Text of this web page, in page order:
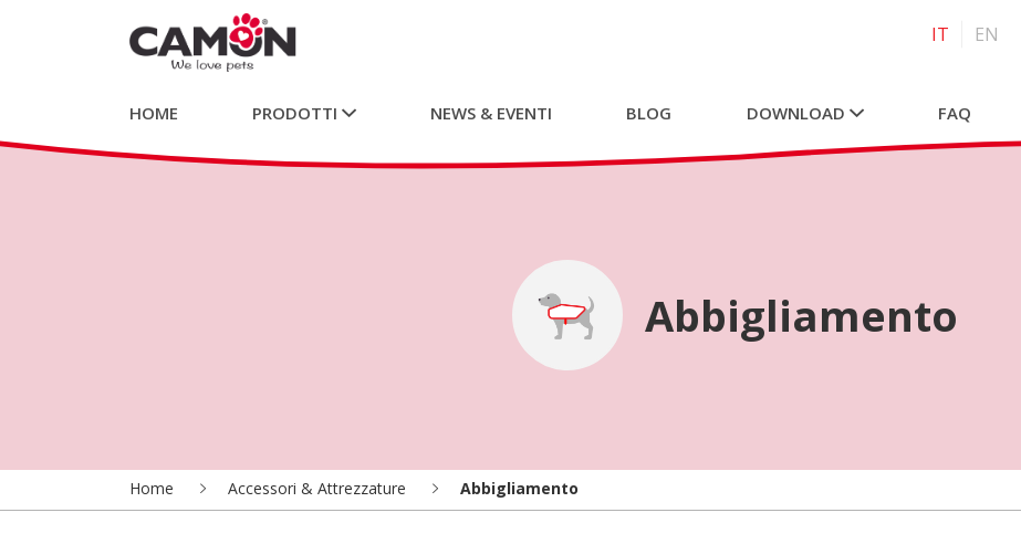
IT EN
HOME PRODOTTI NEWS & EVENTI BLOG DOWNLOAD FAQ
Abbigliamento
Home Accessori & Attrezzature Abbigliamento